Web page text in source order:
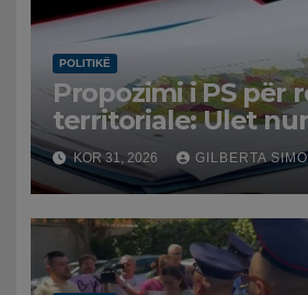
POLITIKË
Propozimi i PS për
territoriale: Ulet
bashkive nga 61 në
KOR 31, 2026 GILBERTA